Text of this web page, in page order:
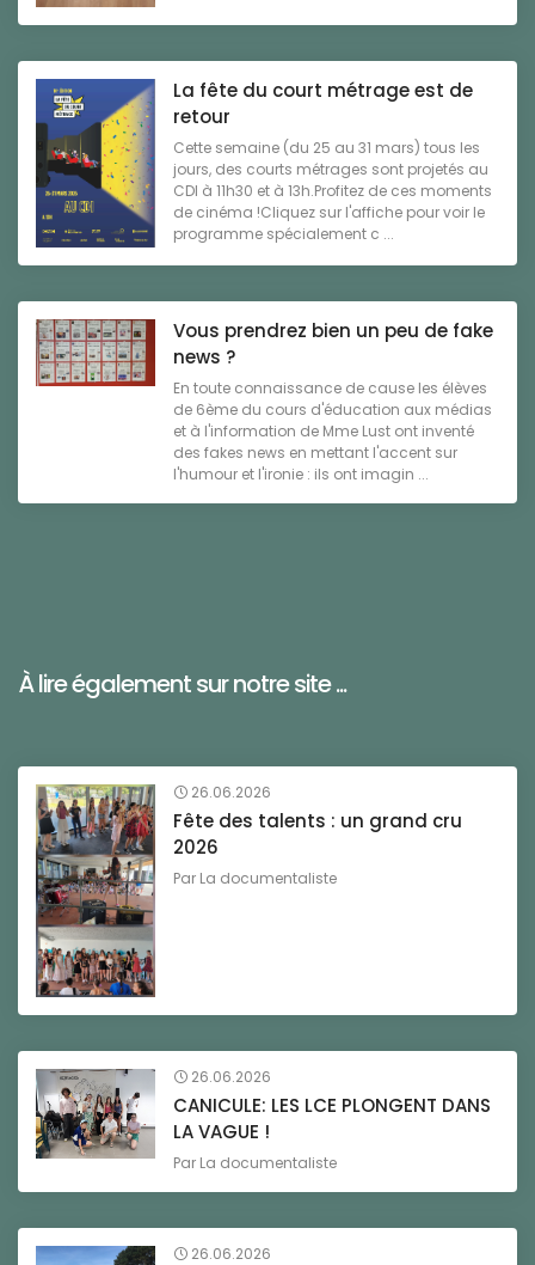
La fête du court métrage est de
retour
Cette semaine (du 25 au 31 mars) tous les
jours, des courts métrages sont projetés au
CDI à 11h30 et à 13h.Profitez de ces moments
de cinéma !Cliquez sur l'affiche pour voir le
programme spécialement c ...
Vous prendrez bien un peu de fake
news ?
En toute connaissance de cause les élèves
de 6ème du cours d'éducation aux médias
et à l'information de Mme Lust ont inventé
des fakes news en mettant l'accent sur
l'humour et l'ironie : ils ont imagin ...
À lire également sur notre site ...
26.06.2026
Fête des talents : un grand cru
2026
Par La documentaliste
26.06.2026
CANICULE: LES LCE PLONGENT DANS
LA VAGUE !
Par La documentaliste
26.06.2026